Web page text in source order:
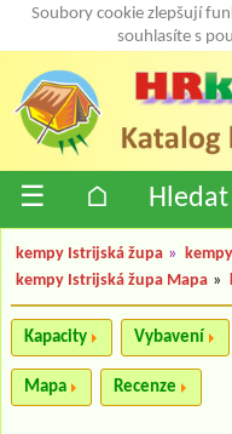
Soubory cookie zlepšují
souhlasíte s
☰ ⌂ Hledat
kempy Istrijská župa »
kempy Istrijská župa Mapa »
Kapacity Vybavení
Mapa Recenze